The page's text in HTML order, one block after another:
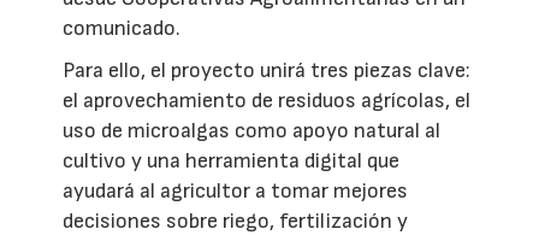
comunicado.
Para ello, el proyecto unirá tres piezas clave:
el aprovechamiento de residuos agrícolas, el
uso de microalgas como apoyo natural al
cultivo y una herramienta digital que
ayudará al agricultor a tomar mejores
decisiones sobre riego, fertilización y